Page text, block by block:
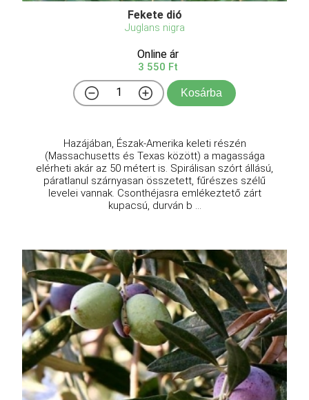
Fekete dió
Juglans nigra
Online ár
3 550 Ft
Kosárba
Hazájában, Észak-Amerika keleti részén
(Massachusetts és Texas között) a magassága
elérheti akár az 50 métert is. Spirálisan szórt állású,
páratlanul szárnyasan összetett, fűrészes szélű
levelei vannak. Csonthéjasra emlékeztető zárt
kupacsú, durván b ...